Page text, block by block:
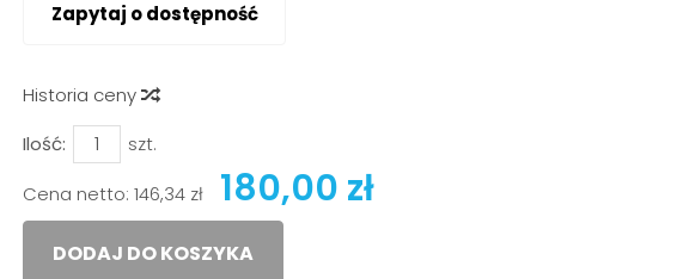
Zapytaj o dostępność
Historia ceny
Ilość:
szt.
Cena netto:146,34 zł 180,00 zł
DODAJ DO KOSZYKA